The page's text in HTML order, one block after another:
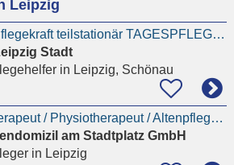
Leipzig
AWO Pflegekraft teilstationär TAGESPFLEGE (m/w/d) Leipzig Grünau/Schönau
Stadt
in Leipzig, Schönau
Ergotherapeut / Physiotherapeut / Altenpfleger (w/m/d) - Fachkraft Soziale Betreuung in Vollzeit
am Stadtplatz GmbH
in Leipzig